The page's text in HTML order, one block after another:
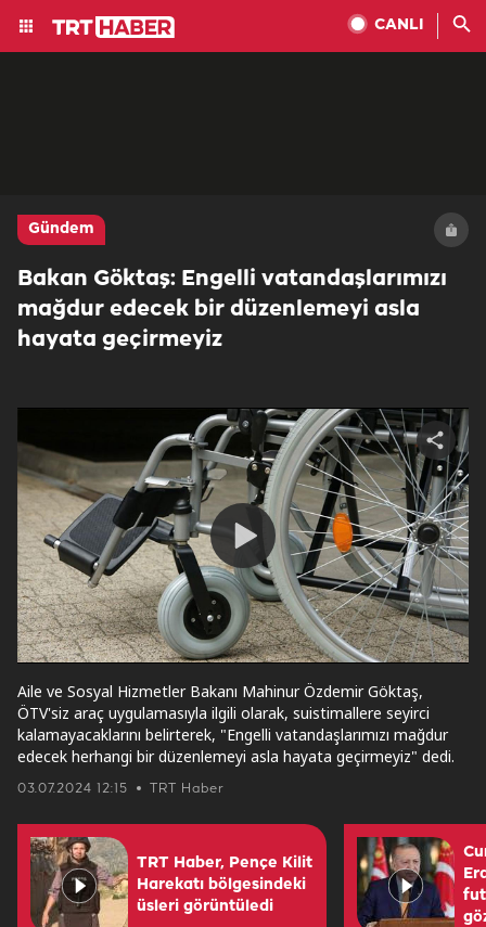
CANLI
Gündem
Bakan Göktaş: Engelli vatandaşlarımızı
mağdur edecek bir düzenlemeyi asla
hayata geçirmeyiz
Play
Video
Share
video
03.07.2024 12:15 TRT Haber
Aile ve Sosyal Hizmetler Bakanı Mahinur Özdemir Göktaş,
ÖTV'siz araç uygulamasıyla ilgili olarak, suistimallere seyirci
kalamayacaklarını belirterek, "Engelli vatandaşlarımızı mağdur
edecek herhangi bir düzenlemeyi asla hayata geçirmeyiz" dedi.
TRT Haber, Pençe Kilit
Harekatı bölgesindeki
üsleri görüntüledi